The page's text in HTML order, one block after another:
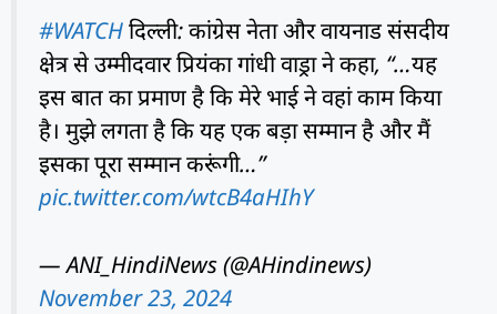
#WATCHदिल्ली: कांग्रेस नेता और वायनाड संसदीय
क्षेत्र से उम्मीदवार प्रियंका गांधी वाड्रा ने कहा, “…यह
इस बात का प्रमाण है कि मेरे भाई ने वहां काम किया
है। मुझे लगता है कि यह एक बड़ा सम्मान है और मैं
इसका पूरा सम्मान करूंगी…”
pic.twitter.com/wtcB4aHIhY
— ANI_HindiNews (@AHindinews)
November 23, 2024